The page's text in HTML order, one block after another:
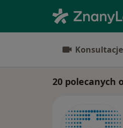
20 polecanych